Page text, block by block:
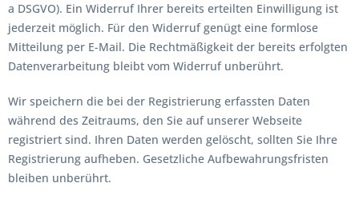
a DSGVO). Ein Widerruf Ihrer bereits erteilten Einwilligung ist
jederzeit möglich. Für den Widerruf genügt eine formlose
Mitteilung per E-Mail. Die Rechtmäßigkeit der bereits erfolgten
Datenverarbeitung bleibt vom Widerruf unberührt.
Wir speichern die bei der Registrierung erfassten Daten
während des Zeitraums, den Sie auf unserer Webseite
registriert sind. Ihren Daten werden gelöscht, sollten Sie Ihre
Registrierung aufheben. Gesetzliche Aufbewahrungsfristen
bleiben unberührt.